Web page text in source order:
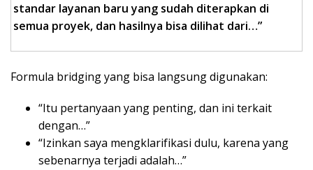
standar layanan baru yang sudah diterapkan di
semua proyek, dan hasilnya bisa dilihat dari…”
Formula bridging yang bisa langsung digunakan:
“Itu pertanyaan yang penting, dan ini terkait
dengan…”
“Izinkan saya mengklarifikasi dulu, karena yang
sebenarnya terjadi adalah…”